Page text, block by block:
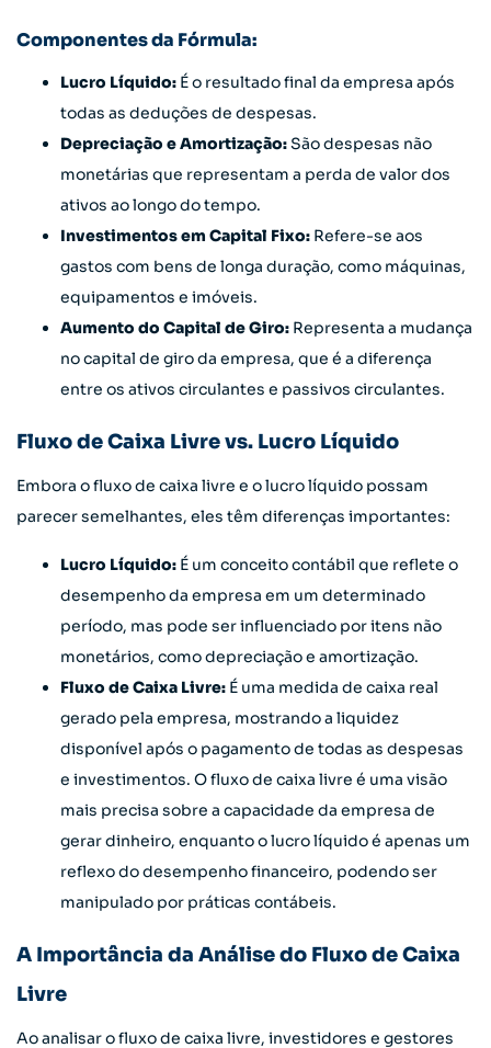
Componentes da Fórmula:
Lucro Líquido: É o resultado final da empresa após
todas as deduções de despesas.
Depreciação e Amortização:São despesas não
monetárias que representam a perda de valor dos
ativos ao longo do tempo.
Investimentos em Capital Fixo: Refere-se aos
gastos com bens de longa duração, como máquinas,
equipamentos e imóveis.
Aumento do Capital de Giro: Representa a mudança
no capital de giro da empresa, que é a diferença
entre os ativos circulantes e passivos circulantes.
Fluxo de Caixa Livre vs. Lucro Líquido
Embora o fluxo de caixa livre e o lucro líquido possam
parecer semelhantes, eles têm diferenças importantes:
Lucro Líquido: É um conceito contábil que reflete o
desempenho da empresa em um determinado
período, mas pode ser influenciado por itens não
monetários, como depreciação e amortização.
Fluxo de Caixa Livre: É uma medida de caixa real
gerado pela empresa, mostrando a liquidez
disponível após o pagamento de todas as despesas
e investimentos. O fluxo de caixa livre é uma visão
mais precisa sobre a capacidade da empresa de
gerar dinheiro, enquanto o lucro líquido é apenas um
reflexo do desempenho financeiro, podendo ser
manipulado por práticas contábeis.
A Importância da Análise do Fluxo de Caixa
Livre
Ao analisar o fluxo de caixa livre, investidores e gestores